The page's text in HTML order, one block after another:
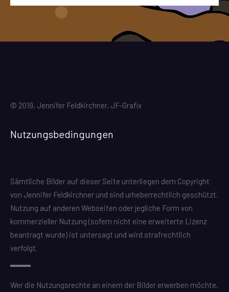
© 2019, Jennifer Feldkirchner, JF-Grafix
Nutzungsbedingungen
Sämtliche Bilder auf dieser Seite unterliegen dem Copyright
von Jennifer Feldkirchner und sind urheberrechtlich geschützt.
Nutzung auf anderen Webseiten oder jegliche Form von
kommerzieller Nutzung (sofern nicht eine erweiterte Lizenz
beantragt wurde) ist untersagt und wird strafrechtlich
verfolgt.
Wer die Nutzungsrechte an einem der Bilder erwerben möchte,